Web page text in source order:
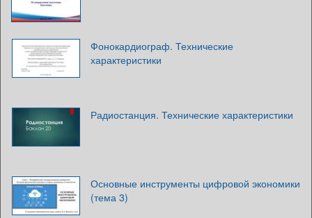
Фонокардиограф. Технические
характеристики
Радиостанция. Технические характеристики
Основные инструменты цифровой экономики
(тема 3)